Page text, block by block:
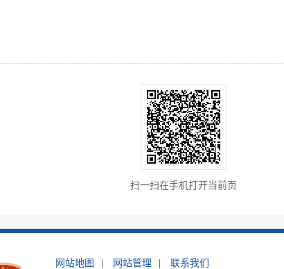
扫一扫在手机打开当前页
网站地图 网站管理 联系我们